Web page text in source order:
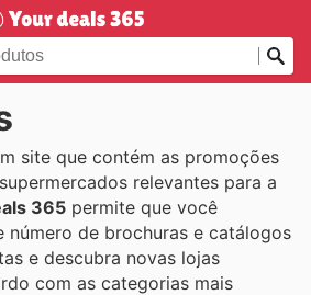
site que contém as promoções
relevantes para a
365 permite que você
número de brochuras e catálogos
e descubra novas lojas
com as categorias mais